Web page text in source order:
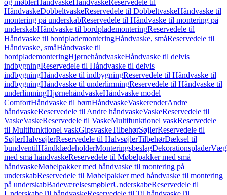
og møblerHåndvaskeHåndvaskeReservedele til
HåndvaskeDobbeltvaskeReservedele til DobbeltvaskeHåndvaske til
montering på underskabReservedele til Håndvaske til montering på
underskabHåndvaske til bordplademonteringReservedele til
Håndvaske til bordplademonteringHåndvaske, småReservedele til
Håndvaske, småHåndvaske til
bordplademonteringHjørnehåndvaskeHåndvaske til delvis
indbygningReservedele til Håndvaske til delvis
indbygningHåndvaske til indbygningReservedele til Håndvaske til
indbygningHåndvaske til underlimningReservedele til Håndvaske til
underlimningHjørnehåndvaskeHåndvaske model
ComfortHåndvaske til børnHåndvaskeVaskerenderAndre
håndvaskeReservedele til Andre håndvaskeVaskeReservedele til
VaskeVaskeReservedele til VaskeMultifunktionel vaskReservedele
til Multifunktionel vaskGipsvaskeTilbehørSøjlerReservedele til
SøjlerHalvsøjlerReservedele til HalvsøjlerTilbehørDæksel til
bundventilHåndklædeholderMonteringsbeslagDekorationsplader
med små håndvaskeReservedele til Møbelpakker med små
håndvaskeMøbelpakker med håndvaske til montering på
underskabReservedele til Møbelpakker med håndvaske til montering
på underskabBadeværelsesmøblerUnderskabeReservedele til